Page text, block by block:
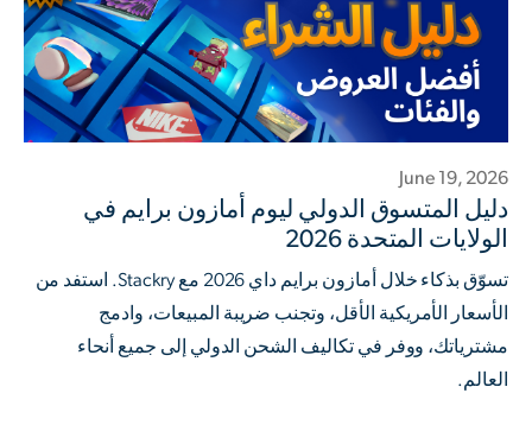
June 19, 2026
دليل المتسوق الدولي ليوم أمازون برايم في
الولايات المتحدة 2026
تسوّق بذكاء خلال أمازون برايم داي 2026 مع Stackry. استفد من
الأسعار الأمريكية الأقل، وتجنب ضريبة المبيعات، وادمج
مشترياتك، ووفر في تكاليف الشحن الدولي إلى جميع أنحاء
العالم.